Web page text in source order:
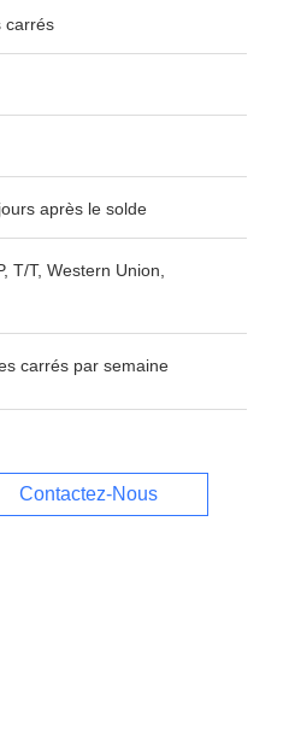
carrés
après le solde
T/T, Western Union,
carrés par semaine
Contactez-Nous